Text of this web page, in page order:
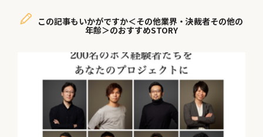
この記事もいかがですか＜その他業界・決裁者その他の
年齢＞のおすすめSTORY